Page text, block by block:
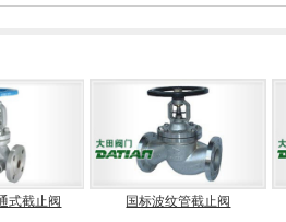
国标波纹管截止阀 美标波纹管截